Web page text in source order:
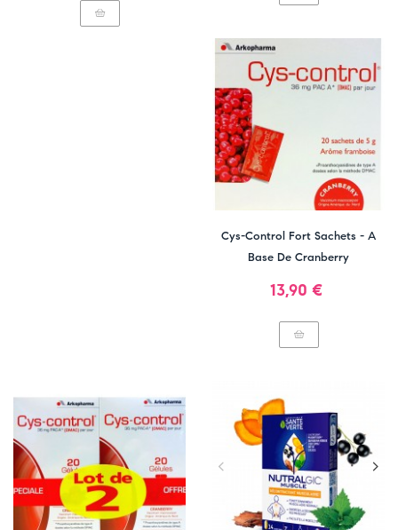
Cys-Control Fort Sachets - A
Base De Cranberry
Prix
13,90 €